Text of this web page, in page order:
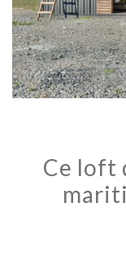
Ce loft